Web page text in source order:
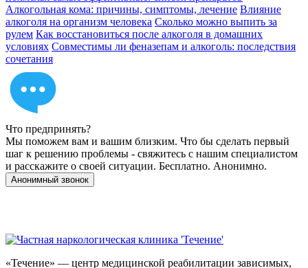
Алкогольная кома: причины, симптомы, лечение Влияние
алкоголя на организм человека Сколько можно выпить за
рулем Как восстановиться после алкоголя в домашних
условиях Совместимы ли феназепам и алкоголь: последствия
сочетания
Что предпринять?
Мы поможем вам и вашим близким. Что бы сделать первый
шаг к решению проблемы - свяжитесь с нашим специалистом
и расскажите о своей ситуации. Бесплатно. Анонимно.
Анонимный звонок
«Течение» — центр медицинской реабилитации зависимых,